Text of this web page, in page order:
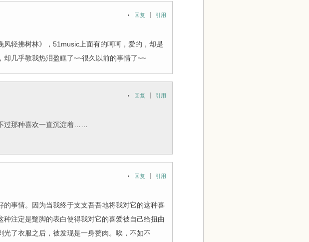
回复 引用
风轻拂树林》，51music上面有的呵呵，爱的，却是
却几乎教我热泪盈眶了~~很久以前的事情了~~
回复 引用
过那种喜欢一直沉淀着……
回复 引用
的事情。因为当我终于支支吾吾地将我对它的这种喜
注定是蹩脚的表白使得我对它的喜爱被自己给扭曲
光了衣服之后，被发现是一身赘肉。唉，不如不